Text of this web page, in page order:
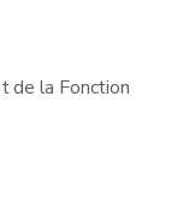
de la Fonction